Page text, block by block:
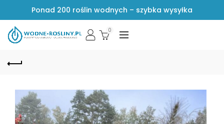
Ponad 200 roślin wodnych – szybka wysyłka
0